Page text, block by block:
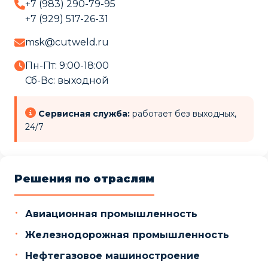
+7 (983) 290-79-95
+7 (929) 517-26-31
msk@cutweld.ru
Пн-Пт: 9:00-18:00
Сб-Вс: выходной
Сервисная служба: работает без выходных,
24/7
Решения по отраслям
Авиационная промышленность
Железнодорожная промышленность
Нефтегазовое машиностроение